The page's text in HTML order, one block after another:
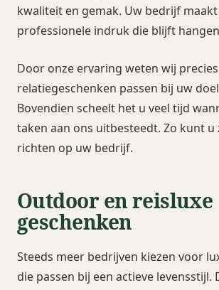
kwaliteit en gemak. Uw bedrijf maakt
professionele indruk die blijft
Door onze ervaring weten wij
relatiegeschenken passen bij uw
Bovendien scheelt het u veel tijd
taken aan ons uitbesteedt. Zo kunt u
richten op uw bedrijf.
Outdoor en reisluxe
geschenken
Steeds meer bedrijven kiezen voor
die passen bij een actieve levensstijl.